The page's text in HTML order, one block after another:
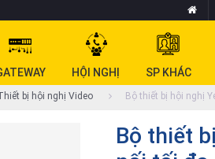
HỘI NGHỊ SP KHÁC
bị hội nghị Video Bộ thiết bị hội nghị
Bộ thiết